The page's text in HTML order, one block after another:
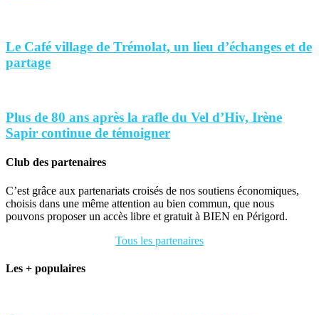
Le Café village de Trémolat, un lieu d’échanges et de
partage
Plus de 80 ans après la rafle du Vel d’Hiv, Irène
Sapir continue de témoigner
Club des partenaires
C’est grâce aux partenariats croisés de nos soutiens économiques,
choisis dans une même attention au bien commun, que nous
pouvons proposer un accès libre et gratuit à BIEN en Périgord.
Tous les partenaires
Les + populaires